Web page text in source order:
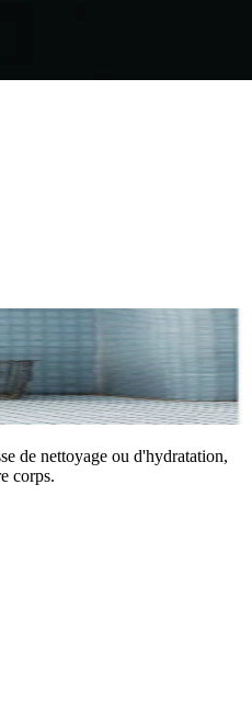
de nettoyage ou d'hydratation,
corps.